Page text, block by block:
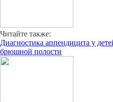
Читайте также:
Диагностика аппендицита у
брюшной полости